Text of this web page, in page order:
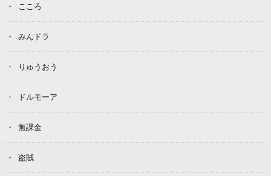
こころ
みんドラ
りゅうおう
ドルモーア
無課金
盗賊